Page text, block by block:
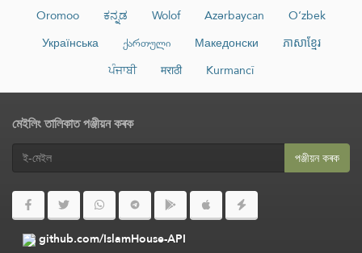
Oromoo
ಕನ್ನಡ Wolof Azərbaycan
O‘zbek
Українська
ქართული Македонски
ភាសាខ្មែរ
ਪੰਜਾਬੀ
मराठी Kurmancî
মেইলিং তালিকাত পঞ্জীয়ন কৰক
পঞ্জীয়ন কৰক
github.com/IslamHouse-API